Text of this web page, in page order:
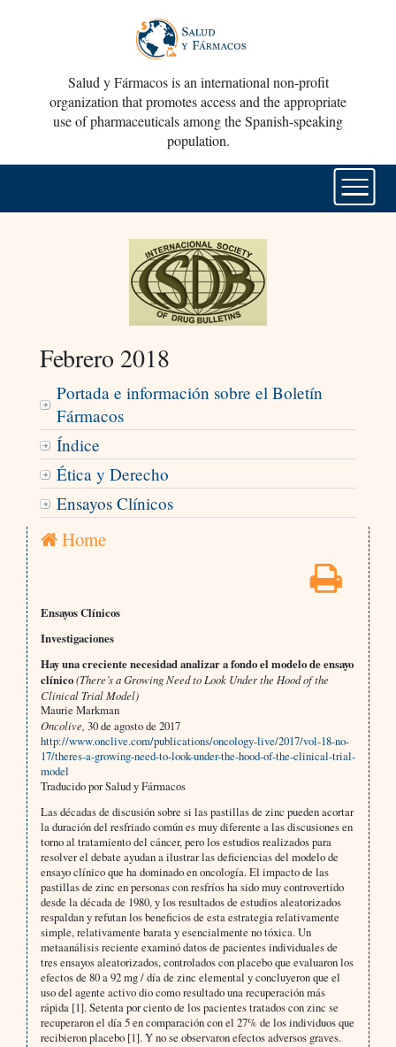
Salud y Fármacos is an international non-profit
organization that promotes access and the appropriate
use of pharmaceuticals among the Spanish-speaking
population.
Febrero 2018
Portada e información sobre el Boletín
Fármacos
Índice
Ética y Derecho
Ensayos Clínicos
Home
Ensayos Clínicos
Investigaciones
Hay una creciente necesidad analizar a fondo el modelo de ensayo
clínico(There’s a Growing Need to Look Under the Hood of the
Clinical Trial Model)
Maurie Markman
Oncolive, 30 de agosto de 2017
http://www.onclive.com/publications/oncology-live/2017/vol-18-no-
17/theres-a-growing-need-to-look-under-the-hood-of-the-clinical-trial-
model
Traducido por Salud y Fármacos
Las décadas de discusión sobre si las pastillas de zinc pueden acortar
la duración del resfriado común es muy diferente a las discusiones en
torno al tratamiento del cáncer, pero los estudios realizados para
resolver el debate ayudan a ilustrar las deficiencias del modelo de
ensayo clínico que ha dominado en oncología. El impacto de las
pastillas de zinc en personas con resfríos ha sido muy controvertido
desde la década de 1980, y los resultados de estudios aleatorizados
respaldan y refutan los beneficios de esta estrategia relativamente
simple, relativamente barata y esencialmente no tóxica. Un
metaanálisis reciente examinó datos de pacientes individuales de
tres ensayos aleatorizados, controlados con placebo que evaluaron los
efectos de 80 a 92 mg / día de zinc elemental y concluyeron que el
uso del agente activo dio como resultado una recuperación más
rápida [1]. Setenta por ciento de los pacientes tratados con zinc se
recuperaron el día 5 en comparación con el 27% de los individuos que
recibieron placebo [1]. Y no se observaron efectos adversos graves.